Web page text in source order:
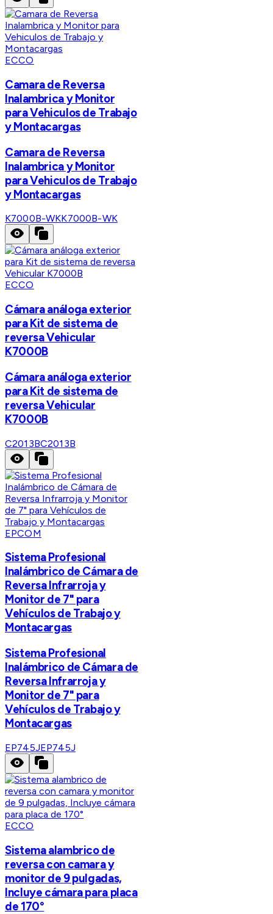
ECCO
Camara de Reversa
Inalambrica y Monitor
para Vehiculos de Trabajo
y Montacargas
Camara de Reversa
Inalambrica y Monitor
para Vehiculos de Trabajo
y Montacargas
K7000B-WKK7000B-WK
ECCO
Cámara análoga exterior
para Kit de sistema de
reversa Vehicular
K7000B
Cámara análoga exterior
para Kit de sistema de
reversa Vehicular
K7000B
C2013BC2013B
EPCOM
Sistema Profesional
Inalámbrico de Cámara de
Reversa Infrarroja y
Monitor de 7" para
Vehículos de Trabajo y
Montacargas
Sistema Profesional
Inalámbrico de Cámara de
Reversa Infrarroja y
Monitor de 7" para
Vehículos de Trabajo y
Montacargas
EP745JEP745J
ECCO
Sistema alambrico de
reversa con camara y
monitor de 9 pulgadas,
Incluye cámara para placa
de 170°